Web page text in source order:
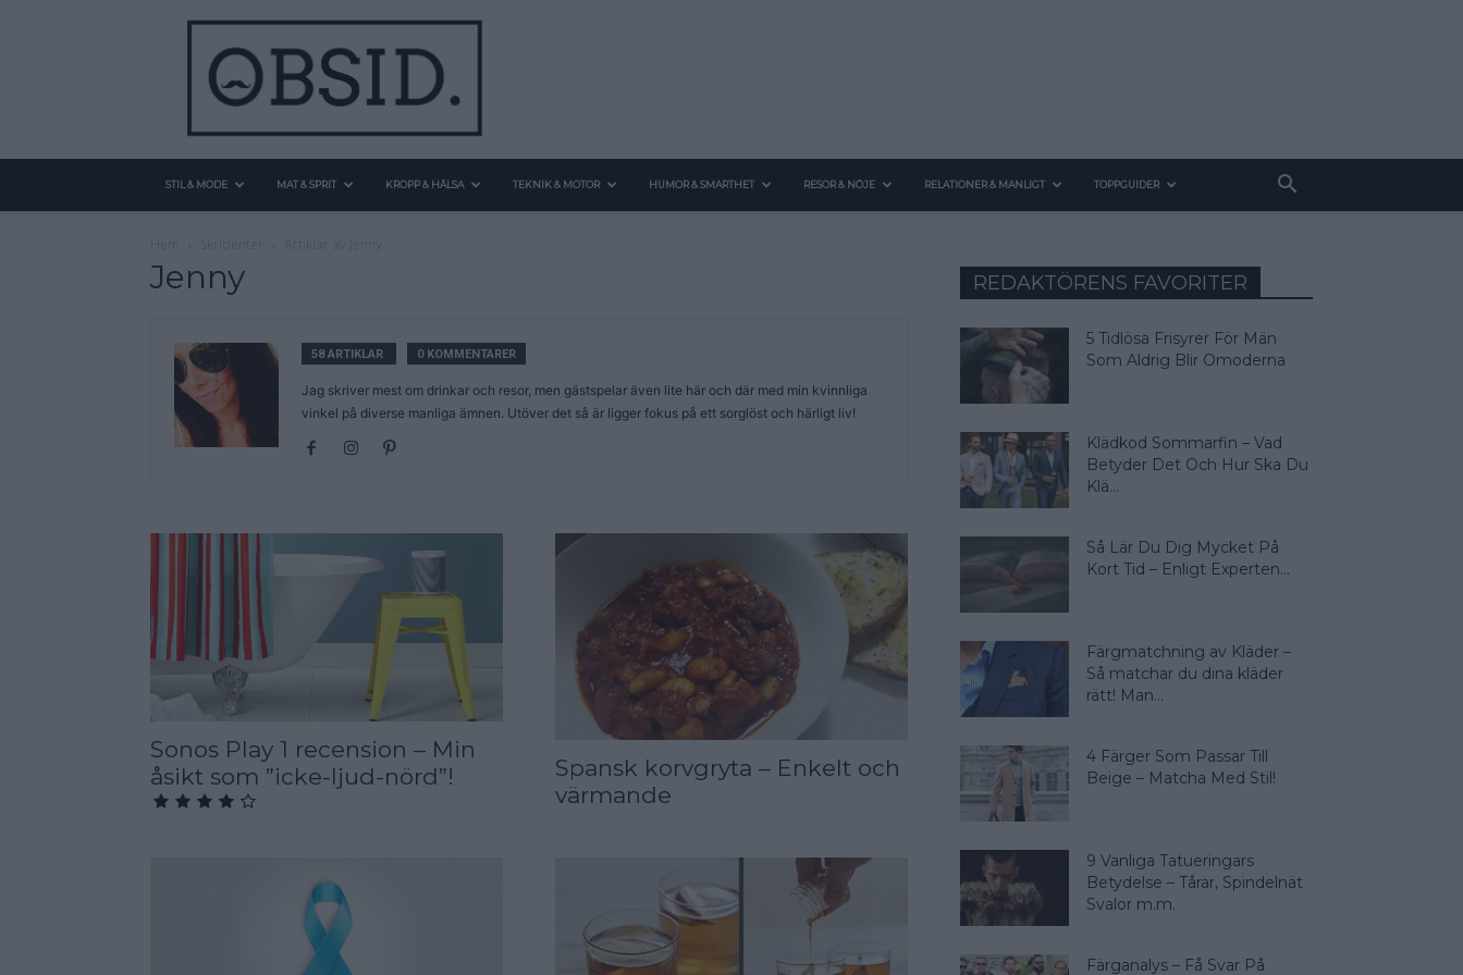
STIL & MODE MAT & SPRIT KROPP & HÄLSA TEKNIK & MOTOR HUMOR & SMARTHET RESOR & NÖJE RELATIONER & MANLIGT TOPPGUIDER
Jenny
58 ARTIKLAR 0 KOMMENTARER
Jag skriver mest om drinkar och resor, men gästspelar även lite här och där med min kvinnliga
vinkel på diverse manliga ämnen. Utöver det så är ligger fokus på ett sorglöst och härligt liv!
Sonos Play 1 recension – Min
åsikt som ”icke-ljud-nörd”!
Spansk korvgryta – Enkelt och
värmande
REDAKTÖRENS FAVORITER
5 Tidlösa Frisyrer För Män
Som Aldrig Blir Omoderna
Klädkod Sommarfin – Vad
Betyder Det Och Hur Ska Du
Klä...
Så Lär Du Dig Mycket På
Kort Tid – Enligt Experten...
Färgmatchning av Kläder –
Så matchar du dina kläder
rätt! Man...
4 Färger Som Passar Till
Beige – Matcha Med Stil!
9 Vanliga Tatueringars
Betydelse – Tårar, Spindelnät
Svalor m.m.
Färganalys – Få Svar På